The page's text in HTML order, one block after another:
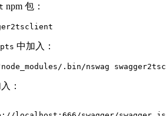
npm 包：
中加入：
.bin/nswag
：